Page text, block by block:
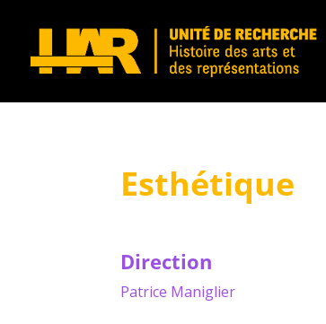
Esthétique
Direction
Patrice Maniglier